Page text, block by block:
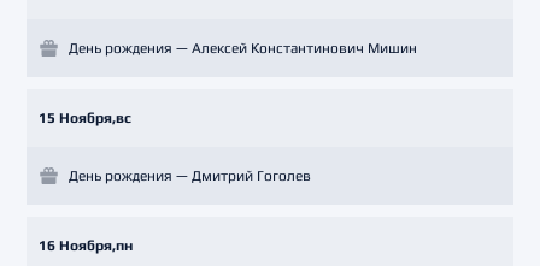
День рождения — Алексей Константинович Мишин
15 Ноября,вс
День рождения — Дмитрий Гоголев
16 Ноября,пн